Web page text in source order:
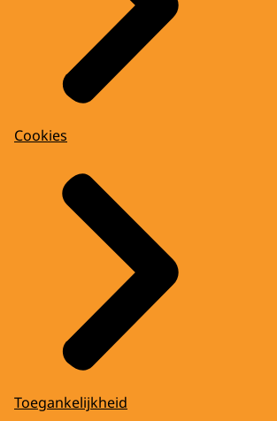
Cookies
Toegankelijkheid